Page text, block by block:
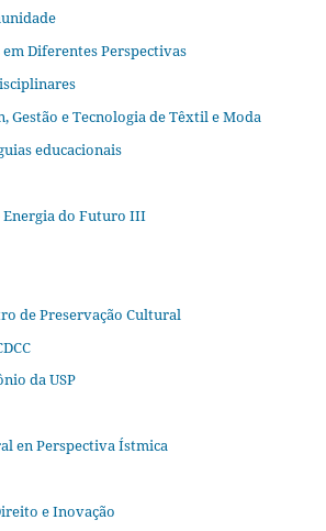
Diferentes Perspectivas
Gestão e Tecnologia de Têxtil e Moda
educacionais
Energia do Futuro III
de Preservação Cultural
da USP
en Perspectiva Ístmica
e Inovação